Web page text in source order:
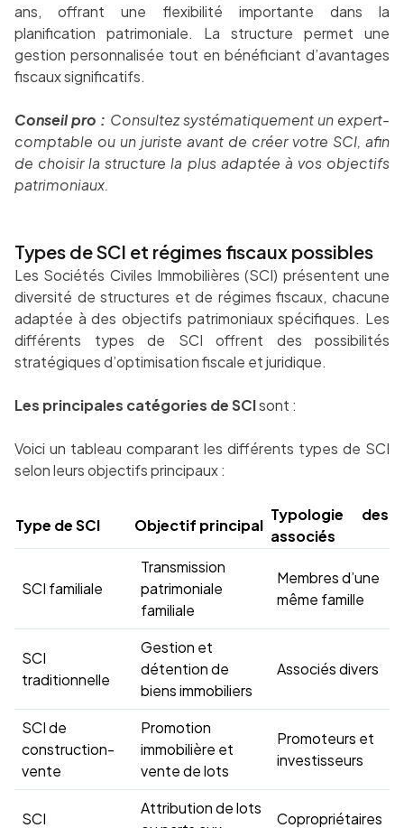
ans, offrant une flexibilité importante dans la
planification patrimoniale. La structure permet une
gestion personnalisée tout en bénéficiant d’avantages
fiscaux significatifs.
Conseil pro : Consultez systématiquement un expert-
comptable ou un juriste avant de créer votre SCI, afin
de choisir la structure la plus adaptée à vos objectifs
patrimoniaux.
Types de SCI et régimes fiscaux possibles
Les Sociétés Civiles Immobilières (SCI) présentent une
diversité de structures et de régimes fiscaux, chacune
adaptée à des objectifs patrimoniaux spécifiques. Les
différents types de SCI offrent des possibilités
stratégiques d’optimisation fiscale et juridique.
Les principales catégories de SCIsont :
Voici un tableau comparant les différents types de SCI
selon leurs objectifs principaux :
Type de SCI Objectif principal
Typologie des
associés
SCI familiale
Transmission
patrimoniale
familiale
Membres d’une
même famille
SCI
traditionnelle
Gestion et
détention de
biens immobiliers
Associés divers
SCI de
construction-
vente
Promotion
immobilière et
vente de lots
Promoteurs et
investisseurs
SCI
Attribution de lots
Copropriétaires